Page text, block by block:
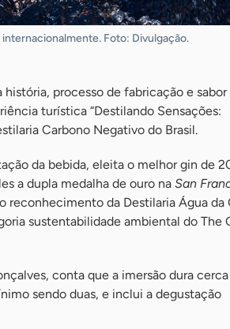
Foto: Divulgação.
processo de fabricação e sabor
turística “Destilando Sensações:
Carbono Negativo do Brasil.
da bebida, eleita o melhor gin de
a dupla medalha de ouro na San
reconhecimento da Destilaria Água da
sustentabilidade ambiental do The
conta que a imersão dura
sendo duas, e inclui a degustação